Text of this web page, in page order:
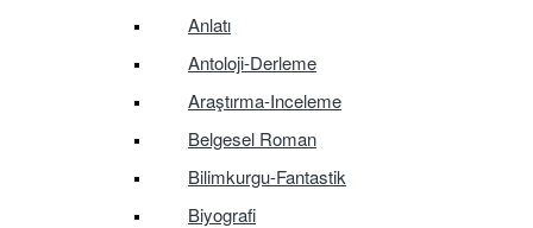
Anlatı
Antoloji-Derleme
Araştırma-Inceleme
Belgesel Roman
Bilimkurgu-Fantastik
Biyografi